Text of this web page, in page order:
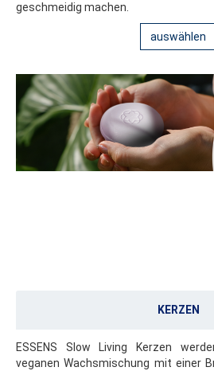
geschmeidig machen.
auswählen
KERZEN
ESSENS Slow Living Kerzen
veganen Wachsmischung mit einer